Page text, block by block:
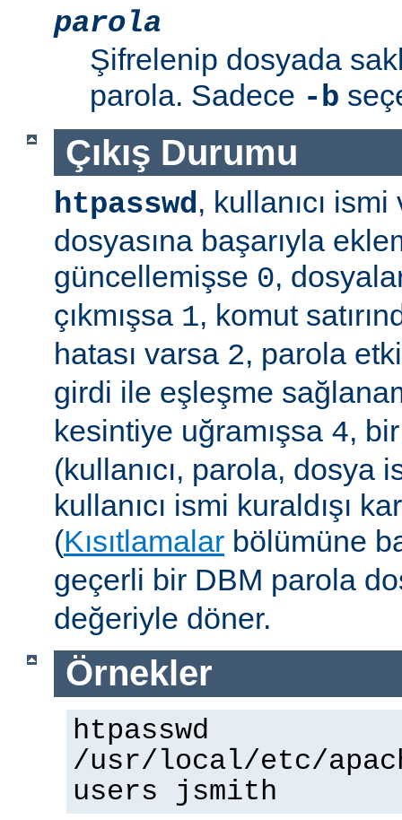
parola
Şifrelenip dosyada
parola. Sadece -b
Çıkış Durumu
htpasswd, kullanıcı
dosyasına başarıyla
güncellemişse 0,
çıkmışsa 1, komut
hatası varsa 2, parola
girdi ile eşleşme
kesintiye uğramışsa 4,
(kullanıcı, parola, dosya
kullanıcı ismi kuraldışı
(Kısıtlamalar bölümüne
geçerli bir DBM parola
değeriyle döner.
Örnekler
htpasswd
/usr/local/etc/
users jsmith